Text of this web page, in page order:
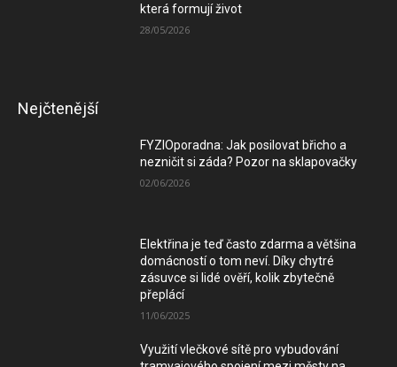
která formují život
28/05/2026
Nejčtenější
FYZIOporadna: Jak posilovat břicho a
nezničit si záda? Pozor na sklapovačky
02/06/2026
Elektřina je teď často zdarma a většina
domácností o tom neví. Díky chytré
zásuvce si lidé ověří, kolik zbytečně
přeplácí
11/06/2025
Využití vlečkové sítě pro vybudování